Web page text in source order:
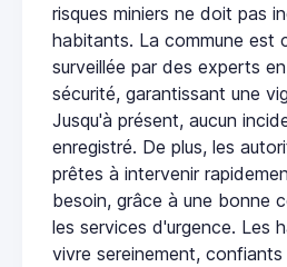
risques miniers ne doit pas
habitants. La commune est
surveillée par des experts
sécurité, garantissant une
Jusqu'à présent, aucun
enregistré. De plus, les
prêtes à intervenir
besoin, grâce à une bonne
les services d'urgence. Les
vivre sereinement, confiants